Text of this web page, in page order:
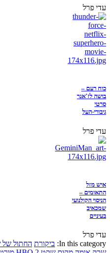
עדי פרל
כוח רעם –
בושה לז'אנר
סרטי
גיבורי-העל
עדי פרל
איש מזל
התאומים –
הניסוי הקולנועי
שמכאיב
בעיניים
עדי פרל
In this category: ביקורת החתול של שרק 2: